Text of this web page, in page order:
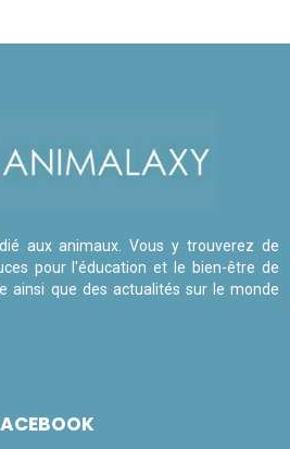
aux animaux. Vous y trouverez de
pour l'éducation et le bien-être de
ainsi que des actualités sur le monde